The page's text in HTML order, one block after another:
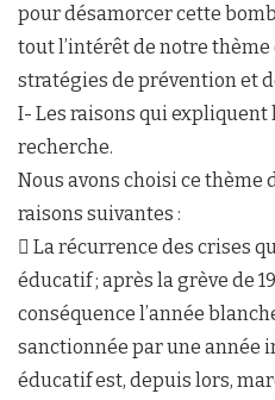
pour désamorcer cette
tout l’intérêt de notre thème
stratégies de prévention et
I- Les raisons qui expliquent
recherche.
Nous avons choisi ce thème
raisons suivantes :
 La récurrence des crises
éducatif ; après la grève de
conséquence l’année
sanctionnée par une année
éducatif est, depuis lors,